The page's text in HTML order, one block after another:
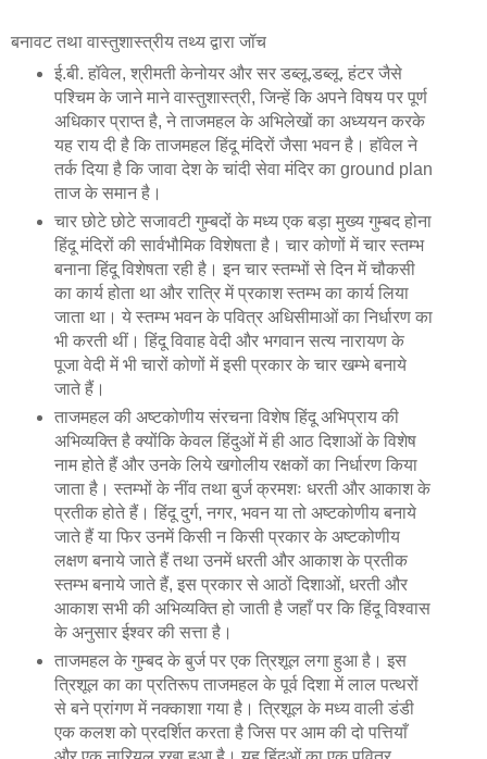
बनावट तथा वास्तुशास्त्रीय तथ्य द्वारा जॉच
ई.बी. हॉवेल, श्रीमती केनोयर और सर डब्लू.डब्लू. हंटर जैसे
पश्चिम के जाने माने वास्तुशास्त्री, जिन्हें कि अपने विषय पर पूर्ण
अधिकार प्राप्त है, ने ताजमहल के अभिलेखों का अध्ययन करके
यह राय दी है कि ताजमहल हिंदू मंदिरों जैसा भवन है। हॉवेल ने
तर्क दिया है कि जावा देश के चांदी सेवा मंदिर का ground plan
ताज के समान है।
चार छोटे छोटे सजावटी गुम्बदों के मध्य एक बड़ा मुख्य गुम्बद होना
हिंदू मंदिरों की सार्वभौमिक विशेषता है। चार कोणों में चार स्तम्भ
बनाना हिंदू विशेषता रही है। इन चार स्तम्भों से दिन में चौकसी
का कार्य होता था और रात्रि में प्रकाश स्तम्भ का कार्य लिया
जाता था। ये स्तम्भ भवन के पवित्र अधिसीमाओं का निर्धारण का
भी करती थीं। हिंदू विवाह वेदी और भगवान सत्य नारायण के
पूजा वेदी में भी चारों कोणों में इसी प्रकार के चार खम्भे बनाये
जाते हैं।
ताजमहल की अष्टकोणीय संरचना विशेष हिंदू अभिप्राय की
अभिव्यक्ति है क्योंकि केवल हिंदुओं में ही आठ दिशाओं के विशेष
नाम होते हैं और उनके लिये खगोलीय रक्षकों का निर्धारण किया
जाता है। स्तम्भों के नींव तथा बुर्ज क्रमशः धरती और आकाश के
प्रतीक होते हैं। हिंदू दुर्ग, नगर, भवन या तो अष्टकोणीय बनाये
जाते हैं या फिर उनमें किसी न किसी प्रकार के अष्टकोणीय
लक्षण बनाये जाते हैं तथा उनमें धरती और आकाश के प्रतीक
स्तम्भ बनाये जाते हैं, इस प्रकार से आठों दिशाओं, धरती और
आकाश सभी की अभिव्यक्ति हो जाती है जहाँ पर कि हिंदू विश्वास
के अनुसार ईश्वर की सत्ता है।
ताजमहल के गुम्बद के बुर्ज पर एक त्रिशूल लगा हुआ है। इस
त्रिशूल का का प्रतिरूप ताजमहल के पूर्व दिशा में लाल पत्थरों
से बने प्रांगण में नक्काशा गया है। त्रिशूल के मध्य वाली डंडी
एक कलश को प्रदर्शित करता है जिस पर आम की दो पत्तियाँ